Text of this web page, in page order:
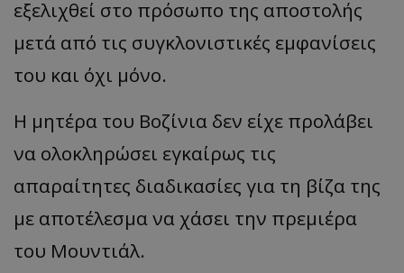
εξελιχθεί στο πρόσωπο της αποστολής
μετά από τις συγκλονιστικές εμφανίσεις
του και όχι μόνο.
Η μητέρα του Βοζίνια δεν είχε προλάβει
να ολοκληρώσει εγκαίρως τις
απαραίτητες διαδικασίες για τη βίζα της
με αποτέλεσμα να χάσει την πρεμιέρα
του Μουντιάλ.